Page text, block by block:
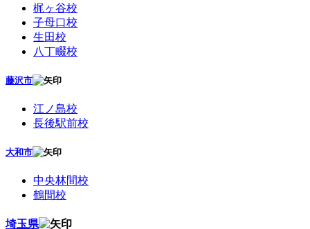
梶ヶ谷校
子母口校
生田校
八丁畷校
藤沢市
江ノ島校
長後駅前校
大和市
中央林間校
鶴間校
埼玉県